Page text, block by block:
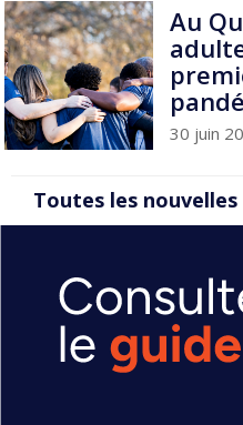
Au
30 juin
Toutes les nouvelles